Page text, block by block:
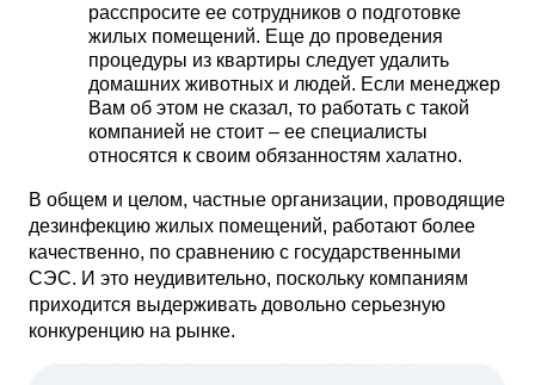
расспросите ее сотрудников о подготовке
жилых помещений. Еще до проведения
процедуры из квартиры следует удалить
домашних животных и людей. Если менеджер
Вам об этом не сказал, то работать с такой
компанией не стоит – ее специалисты
относятся к своим обязанностям халатно.
В общем и целом, частные организации, проводящие
дезинфекцию жилых помещений, работают более
качественно, по сравнению с государственными
СЭС. И это неудивительно, поскольку компаниям
приходится выдерживать довольно серьезную
конкуренцию на рынке.